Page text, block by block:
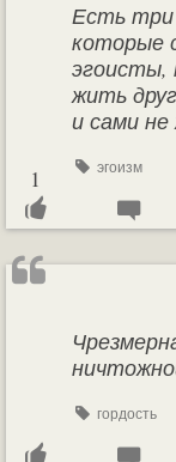
Есть три
которые
эгоисты,
жить
и сами
эгоизм
1
гордость